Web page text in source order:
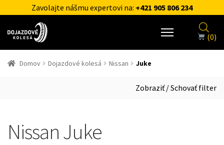
Zavolajte nášmu expertovi na: +421 905 806 234
(0)
Domov Dojazdové kolesá Nissan Juke
Zobraziť / Schovať filter
Nissan Juke